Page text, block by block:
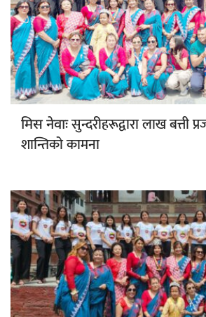
मिस नेवाःसुन्दरीहरूद्वारा लाख बत्ती
शान्तिको कामना